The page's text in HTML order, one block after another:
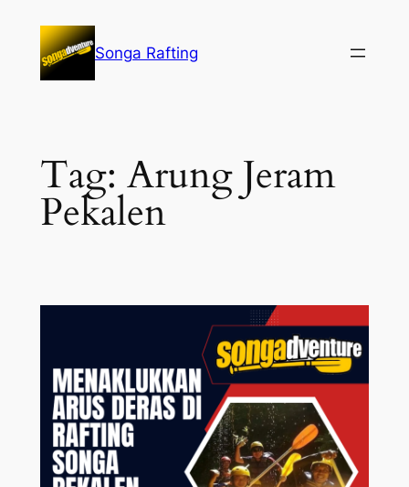
konten
Songa Rafting
Tag: Arung Jeram
Pekalen